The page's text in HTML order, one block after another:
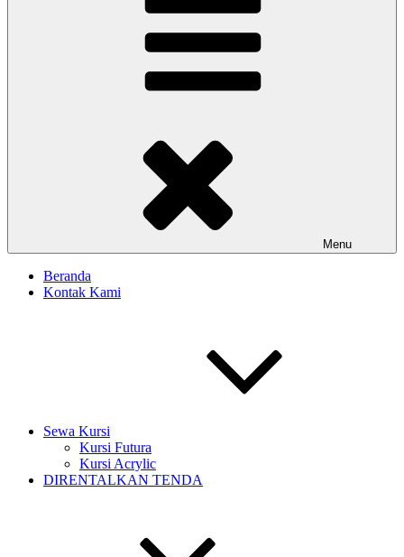
Menu
Beranda
Kontak Kami
Sewa Kursi
Kursi Futura
Kursi Acrylic
DIRENTALKAN TENDA